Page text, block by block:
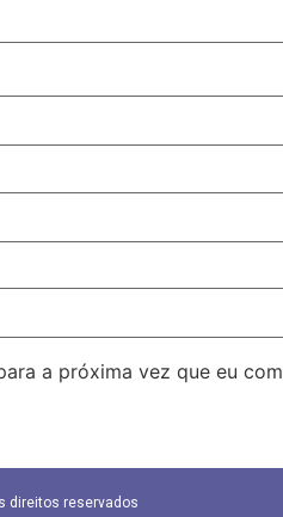
a próxima vez que eu
direitos reservados